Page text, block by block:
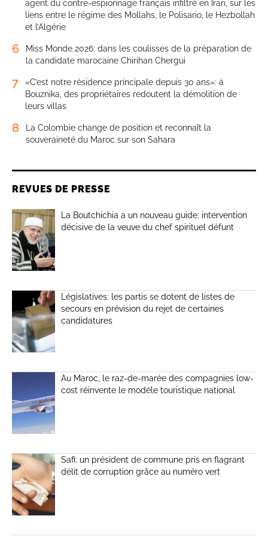
agent du contre-espionnage français infiltré en Iran, sur les
liens entre le régime des Mollahs, le Polisario, le Hezbollah
et l’Algérie
6
Miss Monde 2026: dans les coulisses de la préparation de
la candidate marocaine Chirihan Chergui
7
«C’est notre résidence principale depuis 30 ans»: à
Bouznika, des propriétaires redoutent la démolition de
leurs villas
8
La Colombie change de position et reconnaît la
souveraineté du Maroc sur son Sahara
REVUES DE PRESSE
La Boutchichia a un nouveau guide: intervention
décisive de la veuve du chef spirituel défunt
Législatives: les partis se dotent de listes de
secours en prévision du rejet de certaines
candidatures
Au Maroc, le raz-de-marée des compagnies low-
cost réinvente le modèle touristique national
Safi: un président de commune pris en flagrant
délit de corruption grâce au numéro vert